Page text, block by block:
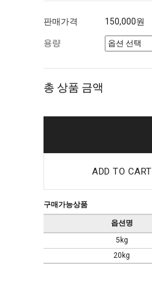
판매가격 150,000원
용량
총 상품 금액
ADD TO CART
구매가능상품
옵션명
5kg
20kg